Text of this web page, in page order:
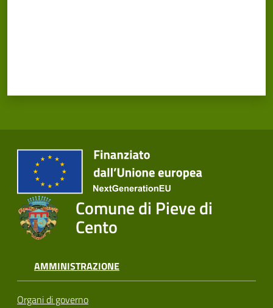
Comune di Pieve di
Cento
AMMINISTRAZIONE
Organi di governo